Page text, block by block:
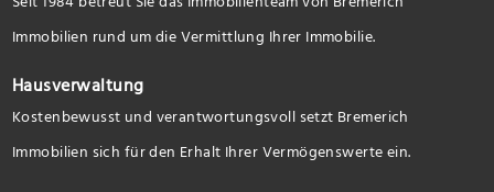
Immobilien rund um die Vermittlung Ihrer Immobilie.
Hausverwaltung
Kostenbewusst und verantwortungsvoll setzt Bremerich
Immobilien sich für den Erhalt Ihrer Vermögenswerte ein.